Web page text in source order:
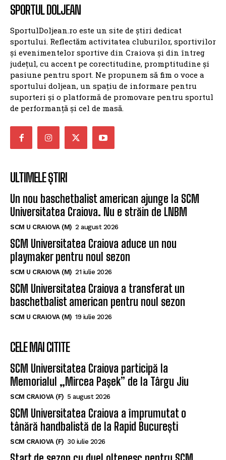
SPORTUL DOLJEAN
SportulDoljean.ro este un site de știri dedicat
sportului. Reflectăm activitatea cluburilor, sportivilor
și evenimentelor sportive din Craiova și din întreg
județul, cu accent pe corectitudine, promptitudine și
pasiune pentru sport. Ne propunem să fim o voce a
sportului doljean, un spațiu de informare pentru
suporteri și o platformă de promovare pentru sportul
de performanță și cel de masă.
ULTIMELE ȘTIRI
Un nou baschetbalist american ajunge la SCM
Universitatea Craiova. Nu e străin de LNBM
SCM U CRAIOVA (M) 2 august 2026
SCM Universitatea Craiova aduce un nou
playmaker pentru noul sezon
SCM U CRAIOVA (M) 21 iulie 2026
SCM Universitatea Craiova a transferat un
baschetbalist american pentru noul sezon
SCM U CRAIOVA (M) 19 iulie 2026
CELE MAI CITITE
SCM Universitatea Craiova participă la
Memorialul „Mircea Pașek” de la Târgu Jiu
SCM CRAIOVA (F) 5 august 2026
SCM Universitatea Craiova a împrumutat o
tânără handbalistă de la Rapid București
SCM CRAIOVA (F) 30 iulie 2026